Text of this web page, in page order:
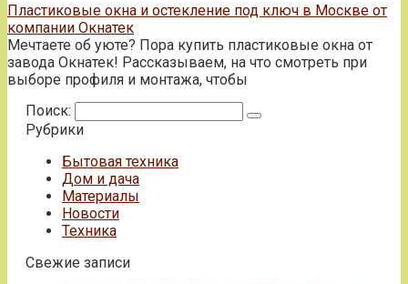
Пластиковые окна и остекление под ключ в Москве от
компании Окнатек
Мечтаете об уюте? Пора купить пластиковые окна от
завода Окнатек! Рассказываем, на что смотреть при
выборе профиля и монтажа, чтобы
Поиск:
Рубрики
Бытовая техника
Дом и дача
Материалы
Новости
Техника
Свежие записи